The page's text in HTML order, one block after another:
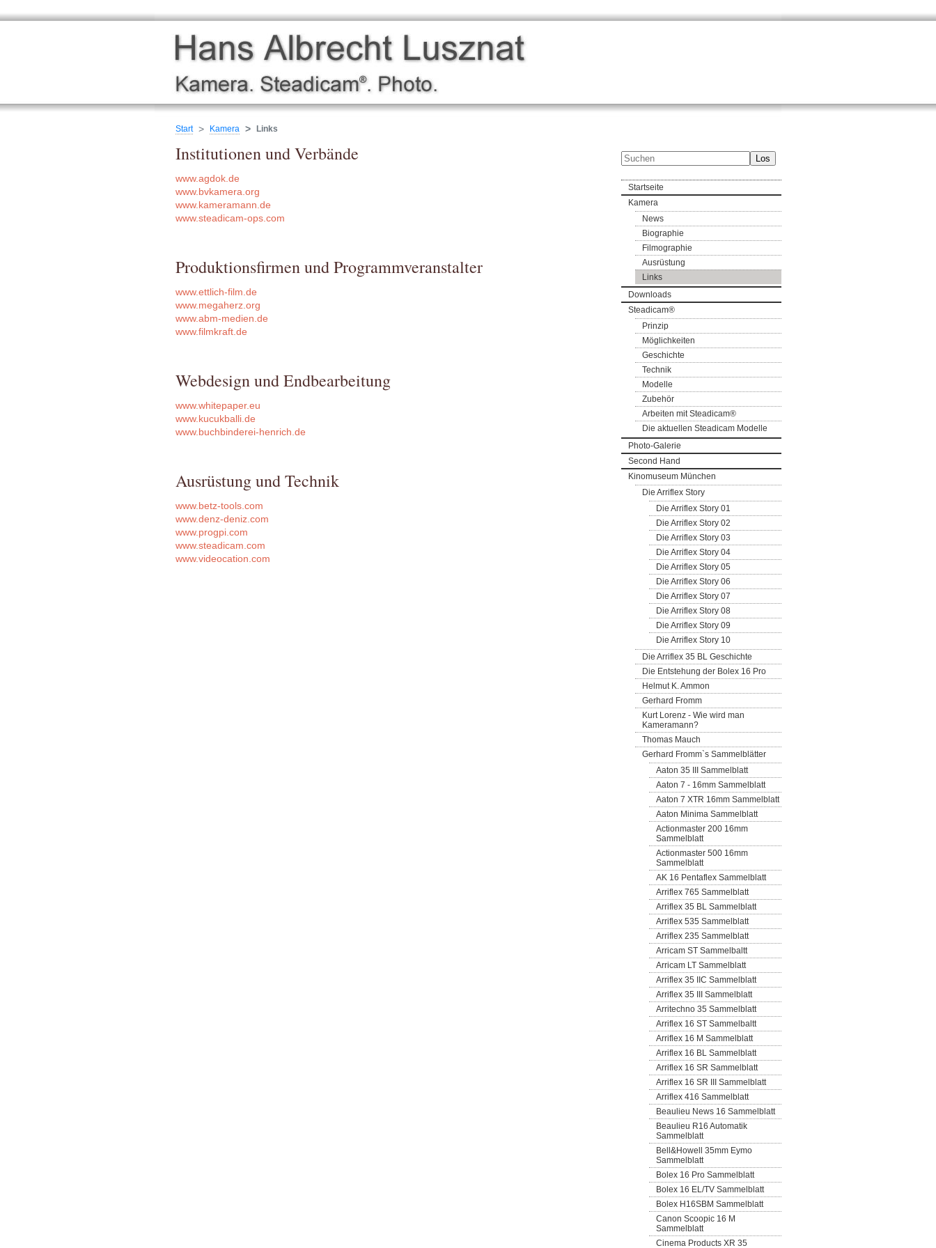
Start Kamera Links
Institutionen und Verbände
www.agdok.de
www.bvkamera.org
www.kameramann.de
www.steadicam-ops.com
Produktionsfirmen und Programmveranstalter
www.ettlich-film.de
www.megaherz.org
www.abm-medien.de
www.filmkraft.de
Webdesign und Endbearbeitung
www.whitepaper.eu
www.kucukballi.de
www.buchbinderei-henrich.de
Ausrüstung und Technik
www.betz-tools.com
www.denz-deniz.com
www.progpi.com
www.steadicam.com
www.videocation.com
Los
Startseite
Kamera
News
Biographie
Filmographie
Ausrüstung
Links
Downloads
Steadicam®
Prinzip
Möglichkeiten
Geschichte
Technik
Modelle
Zubehör
Arbeiten mit Steadicam®
Die aktuellen Steadicam Modelle
Photo-Galerie
Second Hand
Kinomuseum München
Die Arriflex Story
Die Arriflex Story 01
Die Arriflex Story 02
Die Arriflex Story 03
Die Arriflex Story 04
Die Arriflex Story 05
Die Arriflex Story 06
Die Arriflex Story 07
Die Arriflex Story 08
Die Arriflex Story 09
Die Arriflex Story 10
Die Arriflex 35 BL Geschichte
Die Entstehung der Bolex 16 Pro
Helmut K. Ammon
Gerhard Fromm
Kurt Lorenz - Wie wird man
Kameramann?
Thomas Mauch
Gerhard Fromm`s Sammelblätter
Aaton 35 III Sammelblatt
Aaton 7 - 16mm Sammelblatt
Aaton 7 XTR 16mm Sammelblatt
Aaton Minima Sammelblatt
Actionmaster 200 16mm
Sammelblatt
Actionmaster 500 16mm
Sammelblatt
AK 16 Pentaflex Sammelblatt
Arriflex 765 Sammelblatt
Arriflex 35 BL Sammelblatt
Arriflex 535 Sammelblatt
Arriflex 235 Sammelblatt
Arricam ST Sammelbaltt
Arricam LT Sammelblatt
Arriflex 35 IIC Sammelblatt
Arriflex 35 III Sammelblatt
Arritechno 35 Sammelblatt
Arriflex 16 ST Sammelbaltt
Arriflex 16 M Sammelblatt
Arriflex 16 BL Sammelblatt
Arriflex 16 SR Sammelblatt
Arriflex 16 SR III Sammelblatt
Arriflex 416 Sammelblatt
Beaulieu News 16 Sammelblatt
Beaulieu R16 Automatik
Sammelblatt
Bell&Howell 35mm Eymo
Sammelblatt
Bolex 16 Pro Sammelblatt
Bolex 16 EL/TV Sammelblatt
Bolex H16SBM Sammelblatt
Canon Scoopic 16 M
Sammelblatt
Cinema Products XR 35